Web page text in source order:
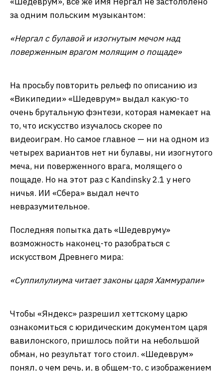
упомянуть личность относительно известную, но
под творческим псевдонимом:
«Нергал из Behemoth скрывается в лесу на берегу
Балтики»
ИИ «Яндекса» понял, что он ничего не понял,
поэтому комментировать тут нечего. Поисковик,
разумеется, по запросу «Нергал из Behemoth»
легко находит нужного человека. У Kandinsky 2.1
попадание оказалось 100%, полученная
картинка вполне могла бы пойти в
промоматериалы группы и на оформление
буклета для CD.
Но давайте разбираться с тем, почему ошибся
за одним польским музыкантом:
«Нергал с булавой и изогнутым мечом над
«Википедии» «Шедеврум» выдал какую-то
очень брутальную фэнтези, которая намекает на
то, что искусство изучалось скорее по
видеоиграм. Но самое главное — ни на одном из